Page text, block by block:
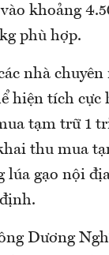
vào khoảng
phù hợp.
nhà
hiện tích cực
tạm trữ 1
thu mua
lúa gạo nội
Dương